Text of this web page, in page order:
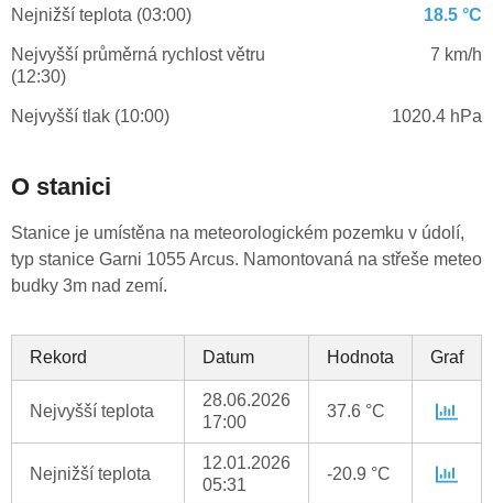
Nejnižší teplota (03:00) 18.5 °C
Nejvyšší průměrná rychlost větru
(12:30)
7 km/h
Nejvyšší tlak (10:00) 1020.4 hPa
O stanici
Stanice je umístěna na meteorologickém pozemku v údolí,
typ stanice Garni 1055 Arcus. Namontovaná na střeše meteo
budky 3m nad zemí.
Rekord Datum Hodnota Graf
Nejvyšší teplota
28.06.2026
17:00
37.6 °C
Nejnižší teplota
12.01.2026
05:31
-20.9 °C